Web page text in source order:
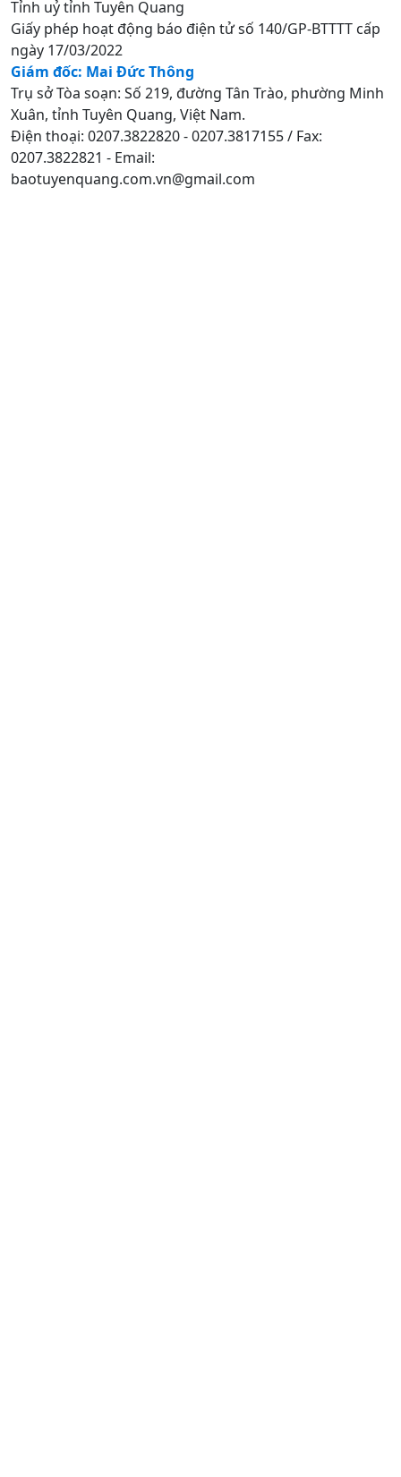
Tỉnh uỷ tỉnh Tuyên Quang
Giấy phép hoạt động báo điện tử số 140/GP-BTTTT cấp
ngày 17/03/2022
Giám đốc: Mai Đức Thông
Trụ sở Tòa soạn: Số 219, đường Tân Trào, phường Minh
Xuân, tỉnh Tuyên Quang, Việt Nam.
Điện thoại: 0207.3822820 - 0207.3817155 / Fax:
0207.3822821 - Email:
baotuyenquang.com.vn@gmail.com